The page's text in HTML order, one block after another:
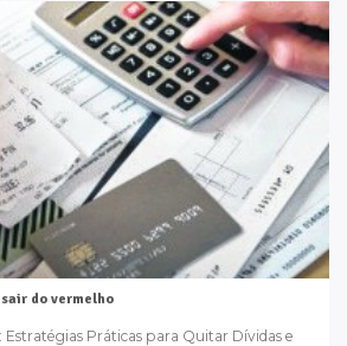
do vermelho
Estratégias Práticas para Quitar Dívidas e